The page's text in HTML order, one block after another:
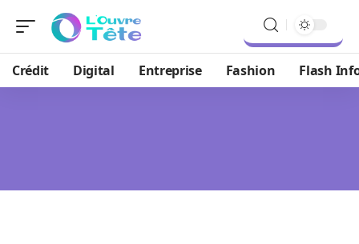
Crédit Digital Entreprise Fashion Flash